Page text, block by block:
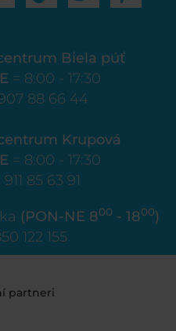
Biela púť
= 8:00 - 17:30
88 66 44
Krupová
= 8:00 - 17:30
911 85 63 91
(PON-NE 800 - 1800)
122 155
partneri